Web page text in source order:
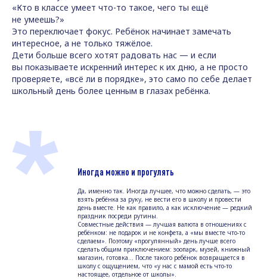
«Кто в классе умеет что-то такое, чего ты ещё
не умеешь?»
Это переключает фокус. Ребёнок начинает замечать
интересное, а не только тяжёлое.
Дети больше всего хотят радовать нас — и если
вы показываете искренний интерес к их дню, а не просто
проверяете, «всё ли в порядке», это само по себе делает
школьный день более ценным в глазах ребёнка.
Иногда можно и прогулять
Да, именно так. Иногда лучшее, что можно сделать, — это
взять ребёнка за руку, не вести его в школу и провести
день вместе. Не как правило, а как исключение — редкий
праздник посреди рутины.
Совместные действия — лучшая валюта в отношениях с
ребёнком: не подарок и не конфета, а «мы вместе что-то
сделаем». Поэтому «прогулянный» день лучше всего
сделать общим приключением: зоопарк, музей, книжный
магазин, готовка… После такого ребёнок возвращается в
школу с ощущением, что «у нас с мамой есть что-то
настоящее, отдельное от школы».
*